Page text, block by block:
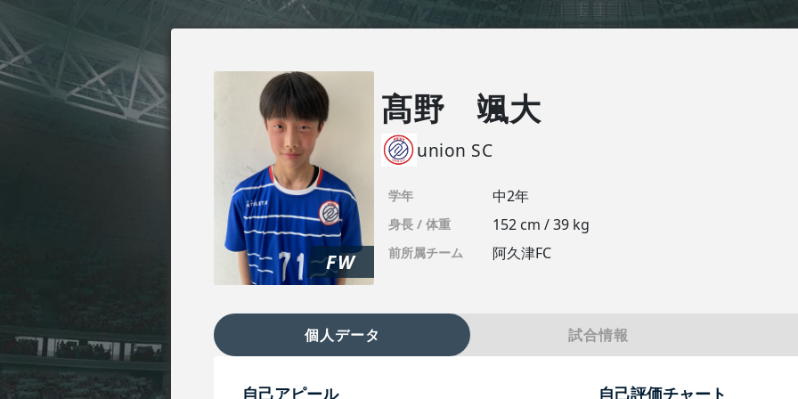
FW
髙野 颯大
union SC
学年 中2年
身長 / 体重 152 cm / 39 kg
前所属チーム 阿久津FC
個人データ 試合情報
自己アピール 自己評価チャート